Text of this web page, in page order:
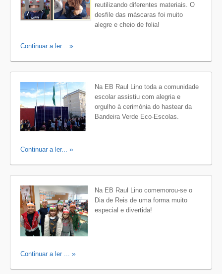
reutilizando diferentes materiais. O
desfile das máscaras foi muito
alegre e cheio de folia!
Continuar a ler...
Na EB Raul Lino toda a comunidade
escolar assistiu com alegria e
orgulho à cerimónia do hastear da
Bandeira Verde Eco-Escolas.
Continuar a ler...
Na EB Raul Lino comemorou-se o
Dia de Reis de uma forma muito
especial e divertida!
Continuar a ler ...